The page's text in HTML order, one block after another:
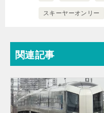
スキーヤーオンリー
関連記事